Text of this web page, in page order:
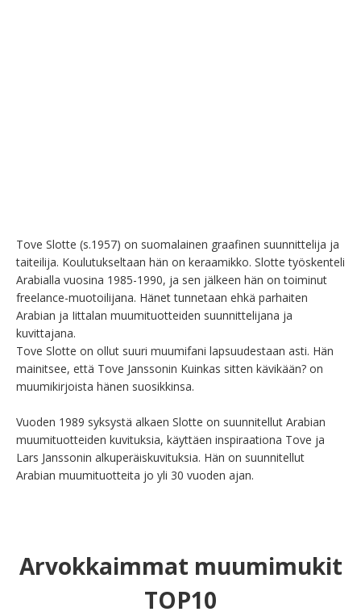
Tove Slotte (s.1957) on suomalainen graafinen suunnittelija ja
taiteilija. Koulutukseltaan hän on keraamikko. Slotte työskenteli
Arabialla vuosina 1985-1990, ja sen jälkeen hän on toiminut
freelance-muotoilijana. Hänet tunnetaan ehkä parhaiten
Arabian ja Iittalan muumituotteiden suunnittelijana ja
kuvittajana.
Tove Slotte on ollut suuri muumifani lapsuudestaan asti. Hän
mainitsee, että Tove Janssonin Kuinkas sitten kävikään? on
muumikirjoista hänen suosikkinsa.
Vuoden 1989 syksystä alkaen Slotte on suunnitellut Arabian
muumituotteiden kuvituksia, käyttäen inspiraationa Tove ja
Lars Janssonin alkuperäiskuvituksia. Hän on suunnitellut
Arabian muumituotteita jo yli 30 vuoden ajan.
Arvokkaimmat muumimukit
TOP10